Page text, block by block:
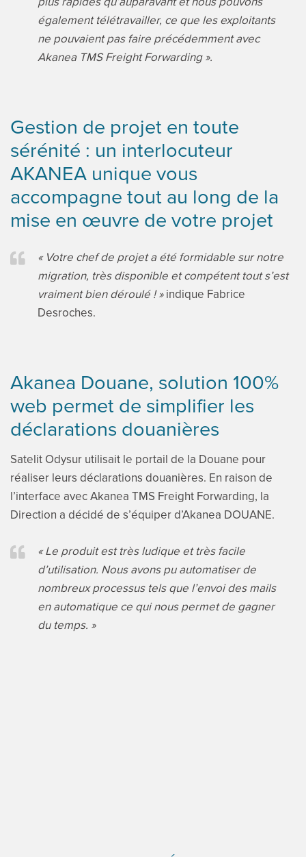
également télétravailler, ce que les exploitants
ne pouvaient pas faire précédemment avec
Akanea TMS Freight Forwarding ».
Gestion de projet en toute
sérénité : un interlocuteur
AKANEA unique vous
accompagne tout au long de la
mise en œuvre de votre projet
« Votre chef de projet a été formidable sur notre
migration, très disponible et compétent tout s’est
vraiment bien déroulé ! »indique Fabrice
Desroches.
Akanea Douane, solution 100%
web permet de simplifier les
déclarations douanières
Satelit Odysur utilisait le portail de la Douane pour
réaliser leurs déclarations douanières. En raison de
l’interface avec Akanea TMS Freight Forwarding, la
Direction a décidé de s’équiper d’Akanea DOUANE.
« Le produit est très ludique et très facile
d’utilisation. Nous avons pu automatiser de
nombreux processus tels que l’envoi des mails
en automatique ce qui nous permet de gagner
du temps. »